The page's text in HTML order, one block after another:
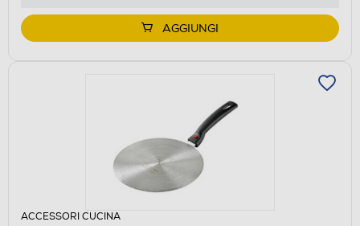
AGGIUNGI
ACCESSORI CUCINA